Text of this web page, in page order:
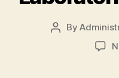
PostBy